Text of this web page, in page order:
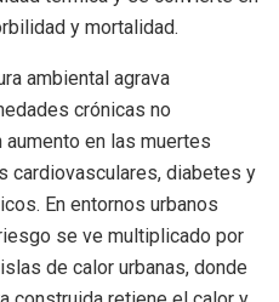
y mortalidad.
ambiental agrava
crónicas no
en las muertes
cardiovasculares, diabetes y
En entornos urbanos
se ve multiplicado por
de calor urbanas, donde